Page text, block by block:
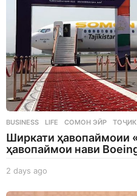
BUSINESS ,LIFE СОМОН ЭЙР ,
Ширкати ҳавопаймоии
ҳавопаймои нави
2 days ago
a